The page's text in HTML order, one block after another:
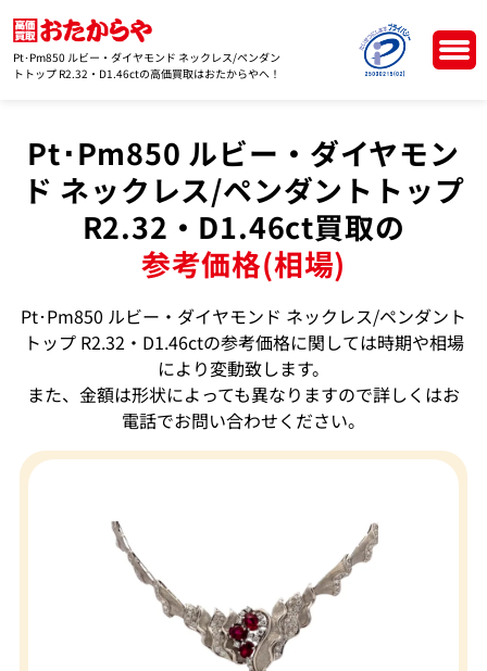
Pt･Pm850 ルビー・ダイヤモンド ネックレス/ペンダン
トトップ R2.32・D1.46ctの高価買取はおたからやへ！
Pt･Pm850 ルビー・ダイヤモン
ド ネックレス/ペンダントトップ
R2.32・D1.46ct買取の
参考価格(相場)
Pt･Pm850 ルビー・ダイヤモンド ネックレス/ペンダント
トップ R2.32・D1.46ctの参考価格に関しては時期や相場
により変動致します。
また、金額は形状によっても異なりますので詳しくはお
電話でお問い合わせください。